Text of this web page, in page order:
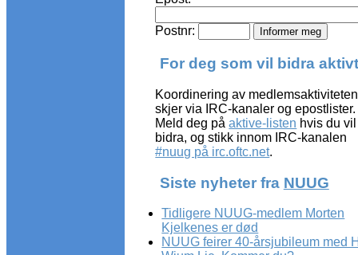
Postnr:
For deg som vil bidra aktivt
Koordinering av medlemsaktiviteten
skjer via IRC-kanaler og epostlister.
Meld deg påaktive-listen hvis du vil
bidra, og stikk innom IRC-kanalen
#nuug på irc.oftc.net.
Siste nyheter fra NUUG
Tidligere NUUG-medlem Morten
Kjelkenes er død
NUUG feirer 40-årsjubileum med